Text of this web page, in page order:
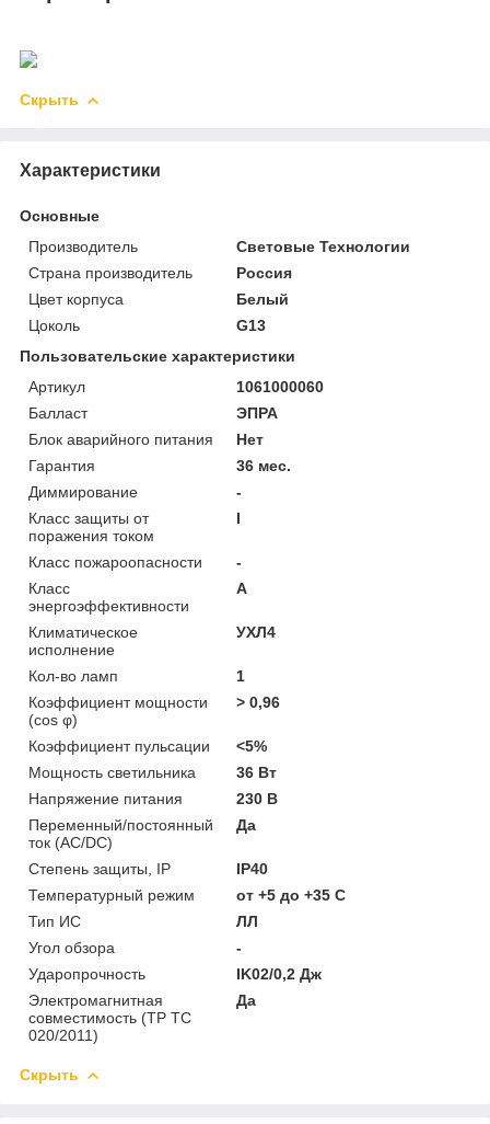
Скрыть
Характеристики
Основные
Производитель
Световые Технологии
Страна производитель
Россия
Цвет корпуса
Белый
Цоколь
G13
Пользовательские характеристики
Артикул
1061000060
Балласт
ЭПРА
Блок аварийного питания
Нет
Гарантия
36 мес.
Диммирование
-
Класс защиты от
поражения током
I
Класс пожароопасности
-
Класс
энергоэффективности
A
Климатическое
исполнение
УХЛ4
Кол-во ламп
1
Коэффициент мощности
(cos φ)
> 0,96
Коэффициент пульсации
<5%
Мощность светильника
36 Вт
Напряжение питания
230 В
Переменный/постоянный
ток (AC/DC)
Да
Степень защиты, IP
IP40
Температурный режим
от +5 до +35 C
Тип ИС
ЛЛ
Угол обзора
-
Ударопрочность
IK02/0,2 Дж
Электромагнитная
совместимость (ТР ТС
020/2011)
Да
Скрыть